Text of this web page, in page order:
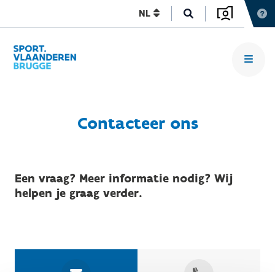
NL
Contacteer ons
Een vraag? Meer informatie nodig? Wij
helpen je graag verder.